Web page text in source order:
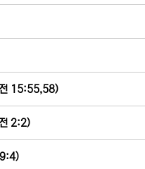
전 15:55,58)
2:2)
9:4)